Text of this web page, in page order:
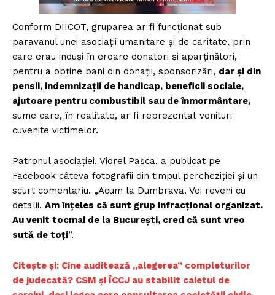
Conform DIICOT, gruparea ar fi funcționat sub
paravanul unei asociații umanitare și de caritate, prin
care erau induși în eroare donatori și aparținători,
pentru a obține bani din donații, sponsorizări, dar și din
pensii, indemnizații de handicap, beneficii sociale,
ajutoare pentru combustibil sau de înmormântare,
sume care, în realitate, ar fi reprezentat venituri
cuvenite victimelor.
Patronul asociației, Viorel Pașca, a publicat pe
Facebook câteva fotografii din timpul percheziției și un
scurt comentariu. „Acum la Dumbrava. Voi reveni cu
detalii. Am înțeles că sunt grup infracțional organizat.
Au venit tocmai de la București, cred că sunt vreo
sută de toți”.
Citește și: Cine auditează „alegerea” completurilor
de judecată? CSM și ÎCCJ au stabilit caietul de